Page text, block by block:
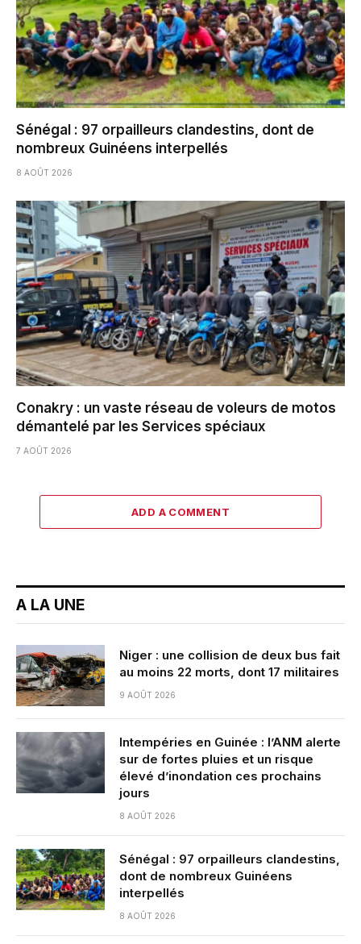
Sénégal : 97 orpailleurs clandestins, dont de
nombreux Guinéens interpellés
8 AOÛT 2026
Conakry : un vaste réseau de voleurs de motos
démantelé par les Services spéciaux
7 AOÛT 2026
ADD A COMMENT
A LA UNE
Niger : une collision de deux bus fait
au moins 22 morts, dont 17 militaires
9 AOÛT 2026
Intempéries en Guinée : l’ANM alerte
sur de fortes pluies et un risque
élevé d’inondation ces prochains
jours
8 AOÛT 2026
Sénégal : 97 orpailleurs clandestins,
dont de nombreux Guinéens
interpellés
8 AOÛT 2026